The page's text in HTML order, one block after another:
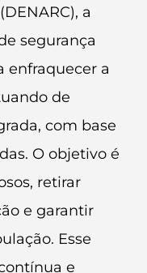
a
segurança
enfraquecer a
de
com base
O objetivo é
retirar
e garantir
Esse
e